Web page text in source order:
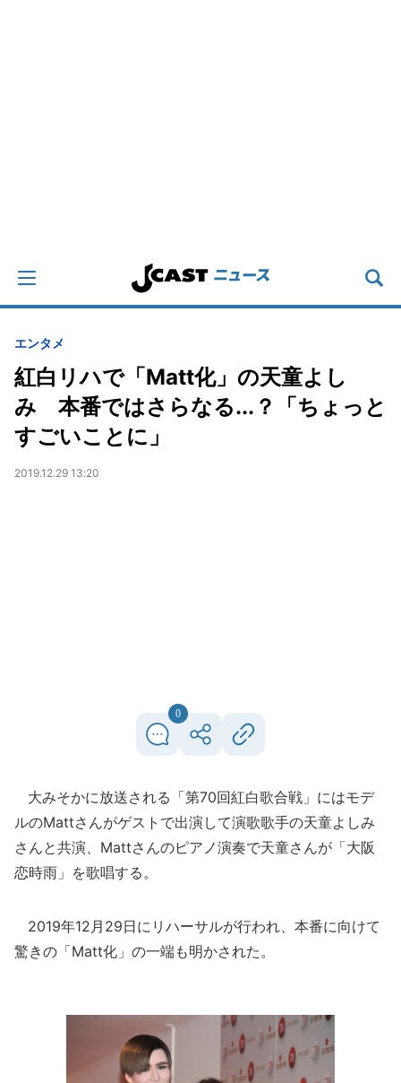
エンタメ
紅白リハで「Matt化」の天童よし
み 本番ではさらなる...？「ちょっと
すごいことに」
2019.12.29 13:20
0
大みそかに放送される「第70回紅白歌合戦」にはモデ
ルのMattさんがゲストで出演して演歌歌手の天童よしみ
さんと共演、Mattさんのピアノ演奏で天童さんが「大阪
恋時雨」を歌唱する。
2019年12月29日にリハーサルが行われ、本番に向けて
驚きの「Matt化」の一端も明かされた。